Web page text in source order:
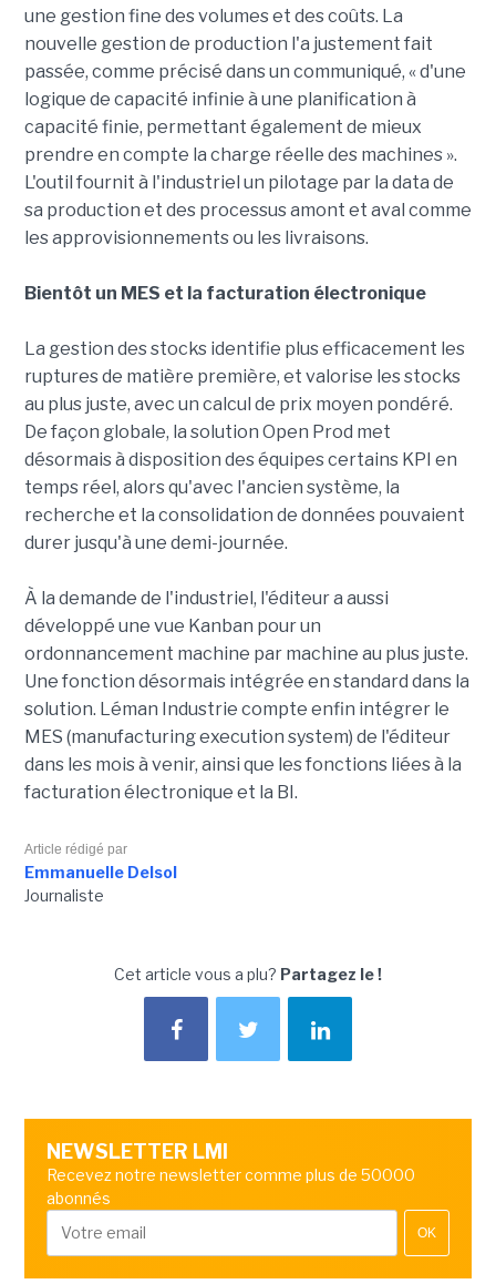
une gestion fine des volumes et des coûts. La
nouvelle gestion de production l'a justement fait
passée, comme précisé dans un communiqué, « d'une
logique de capacité infinie à une planification à
capacité finie, permettant également de mieux
prendre en compte la charge réelle des machines ».
L'outil fournit à l'industriel un pilotage par la data de
sa production et des processus amont et aval comme
les approvisionnements ou les livraisons.
Bientôt un MES et la facturation électronique
La gestion des stocks identifie plus efficacement les
ruptures de matière première, et valorise les stocks
au plus juste, avec un calcul de prix moyen pondéré.
De façon globale, la solution Open Prod met
désormais à disposition des équipes certains KPI en
temps réel, alors qu'avec l'ancien système, la
recherche et la consolidation de données pouvaient
durer jusqu'à une demi-journée.
À la demande de l'industriel, l'éditeur a aussi
développé une vue Kanban pour un
ordonnancement machine par machine au plus juste.
Une fonction désormais intégrée en standard dans la
solution. Léman Industrie compte enfin intégrer le
MES (manufacturing execution system) de l'éditeur
dans les mois à venir, ainsi que les fonctions liées à la
facturation électronique et la BI.
Article rédigé par
Emmanuelle Delsol
Journaliste
Cet article vous a plu? Partagez le !
NEWSLETTER LMI
Recevez notre newsletter comme plus de 50000
abonnés
OK